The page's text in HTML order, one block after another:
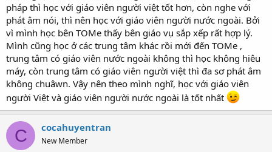
pháp thì học với giáo viên người việt tốt hơn, còn nghe với
phát âm nói, thì nên học với giáo viên người nước ngoài. Bởi
vì mình học bên TOMe thấy bên giáo vụ sắp xếp rất hợp lý.
Mình cũng học ở các trung tâm khác rồi mới đến TOMe ,
trung tâm có giáo viên nước ngoài không thì học không hiêu
máy, còn trung tâm có giáo viên người việt thì đa sơ phát âm
không chuâwn. Vậy nên theo mình nghĩ, học với giáo viên
người Việt và giáo viên người nước ngoài là tốt nhất
C cocahuyentran
New Member